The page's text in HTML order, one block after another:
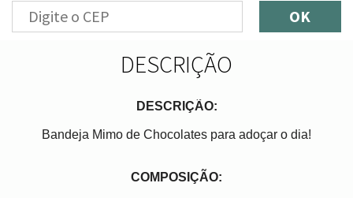
OK
DESCRIÇÃO
DESCRIÇÃO:
Bandeja Mimo de Chocolates para adoçar o dia!
COMPOSIÇÃO: